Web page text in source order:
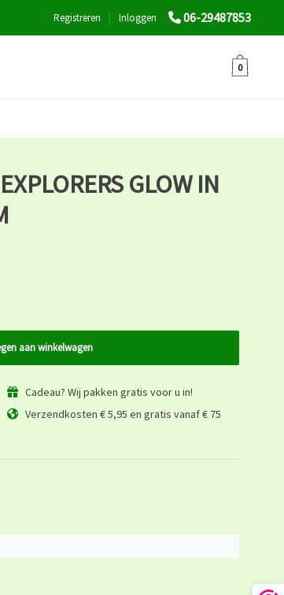
06-29487853
Inloggen
|
Registreren
0
GLOW IN
aan winkelwagen
Cadeau? Wij pakken gratis voor u in!
Verzendkosten € 5,95 en gratis vanaf € 75